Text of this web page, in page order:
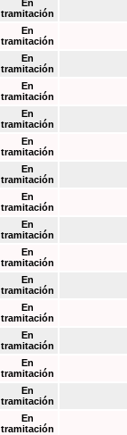
En
tramitación
En
tramitación
En
tramitación
En
tramitación
En
tramitación
En
tramitación
En
tramitación
En
tramitación
En
tramitación
En
tramitación
En
tramitación
En
tramitación
En
tramitación
En
tramitación
En
tramitación
En
tramitación